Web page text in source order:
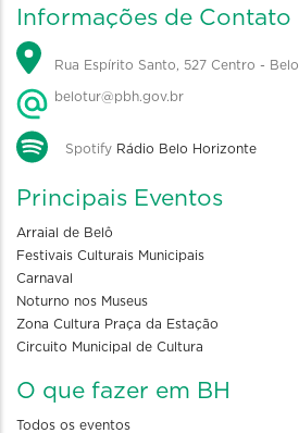
Informações de Contato
Rua Espírito Santo, 527 Centro -
belotur@pbh.gov.br
Spotify Rádio Belo Horizonte
Principais Eventos
Arraial de Belô
Festivais Culturais Municipais
Carnaval
Noturno nos Museus
Zona Cultura Praça da Estação
Circuito Municipal de Cultura
O que fazer em BH
Todos os eventos